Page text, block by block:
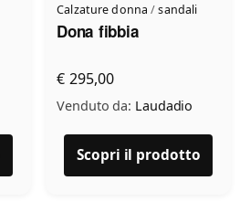
Calzature donna /sandali
Dona fibbia
€ 295,00
Venduto da: Laudadio
Scopri il prodotto